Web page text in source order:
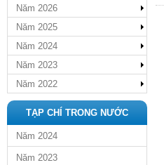
Năm 2026
Năm 2025
Năm 2024
Năm 2023
Năm 2022
TẠP CHÍ TRONG NƯỚC
Năm 2024
Năm 2023